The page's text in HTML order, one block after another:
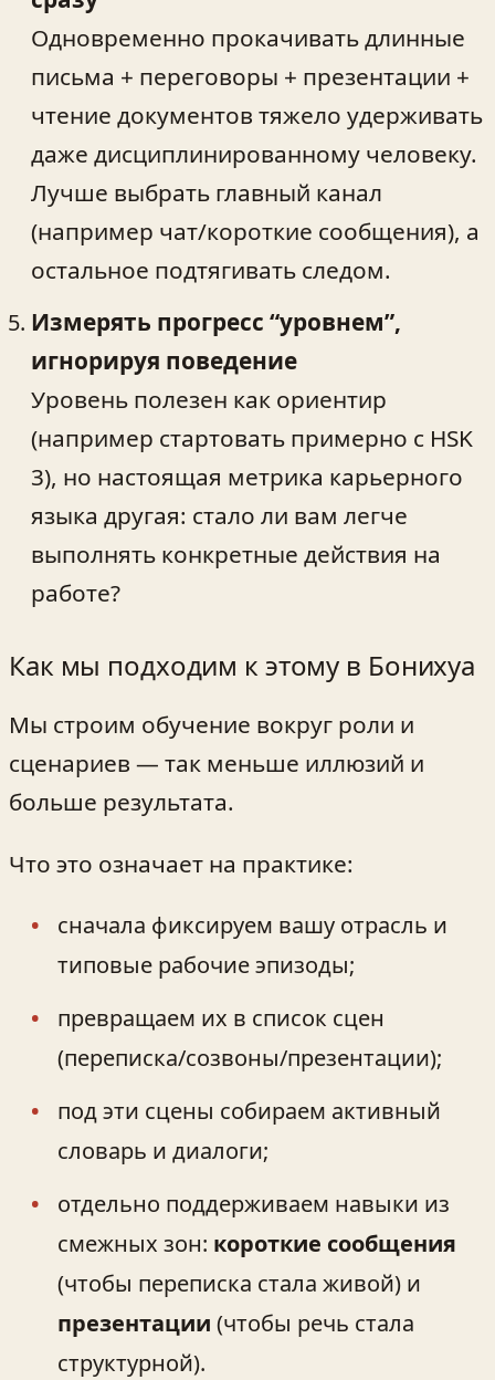
Одновременно прокачивать длинные
письма + переговоры + презентации +
чтение документов тяжело удерживать
даже дисциплинированному человеку.
Лучше выбрать главный канал
(например чат/короткие сообщения), а
остальное подтягивать следом.
Измерять прогресс “уровнем”,
игнорируя поведение
Уровень полезен как ориентир
(например стартовать примерно с HSK
3), но настоящая метрика карьерного
языка другая: стало ли вам легче
выполнять конкретные действия на
работе?
Как мы подходим к этому в Бонихуа
Мы строим обучение вокруг роли и
сценариев — так меньше иллюзий и
больше результата.
Что это означает на практике:
сначала фиксируем вашу отрасль и
типовые рабочие эпизоды;
превращаем их в список сцен
(переписка/созвоны/презентации);
под эти сцены собираем активный
словарь и диалоги;
отдельно поддерживаем навыки из
смежных зон: короткие сообщения
(чтобы переписка стала живой) и
презентации (чтобы речь стала
структурной).